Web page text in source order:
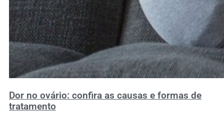
Dor no ovário: confira as causas e formas de
tratamento